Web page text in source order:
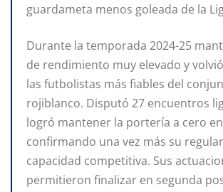
guardameta menos goleada de la
Durante la temporada 2024-25
de rendimiento muy elevado y
las futbolistas más fiables del
rojiblanco. Disputó 27 encuentros
logró mantener la portería a cero
confirmando una vez más su
capacidad competitiva. Sus
permitieron finalizar en segunda